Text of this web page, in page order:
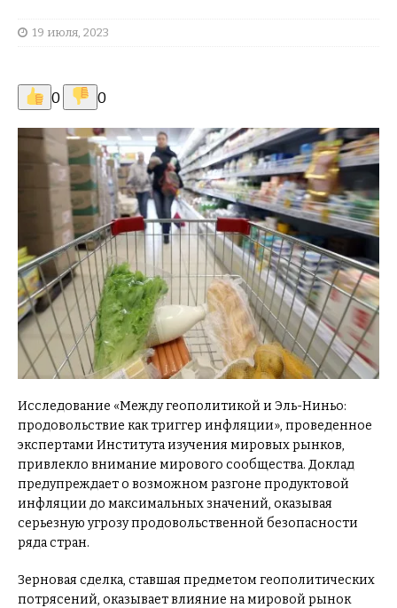
19 июля, 2023
0 0
Исследование «Между геополитикой и Эль-Ниньо:
продовольствие как триггер инфляции», проведенное
экспертами Института изучения мировых рынков,
привлекло внимание мирового сообщества. Доклад
предупреждает о возможном разгоне продуктовой
инфляции до максимальных значений, оказывая
серьезную угрозу продовольственной безопасности
ряда стран.
Зерновая сделка, ставшая предметом геополитических
потрясений, оказывает влияние на мировой рынок